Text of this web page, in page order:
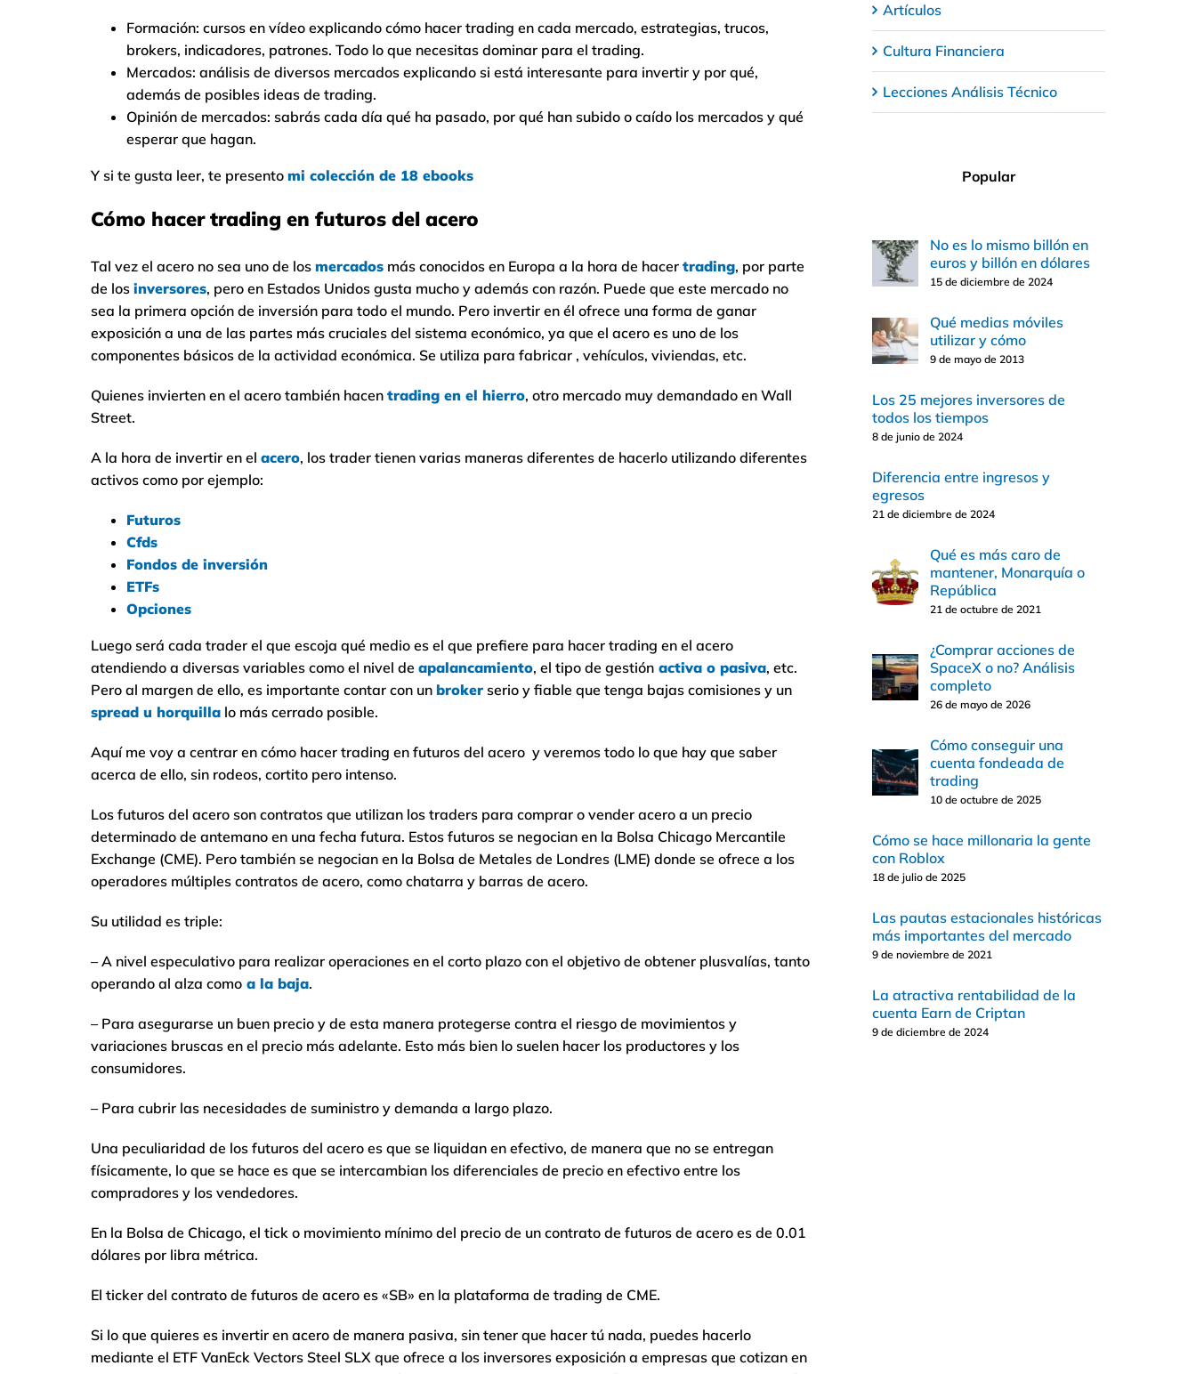
Formación: cursos en vídeo explicando cómo hacer trading en cada mercado, estrategias, trucos,
brokers, indicadores, patrones. Todo lo que necesitas dominar para el trading.
Mercados: análisis de diversos mercados explicando si está interesante para invertir y por qué,
además de posibles ideas de trading.
Opinión de mercados: sabrás cada día qué ha pasado, por qué han subido o caído los mercados y qué
esperar que hagan.
Y si te gusta leer, te presento mi colección de 18 ebooks
Cómo hacer trading en futuros del acero
Tal vez el acero no sea uno de los mercados más conocidos en Europa a la hora de hacer trading, por parte
de los inversores, pero en Estados Unidos gusta mucho y además con razón. Puede que este mercado no
sea la primera opción de inversión para todo el mundo. Pero invertir en él ofrece una forma de ganar
exposición a una de las partes más cruciales del sistema económico, ya que el acero es uno de los
componentes básicos de la actividad económica. Se utiliza para fabricar , vehículos, viviendas, etc.
Quienes invierten en el acero también hacen trading en el hierro, otro mercado muy demandado en Wall
Street.
A la hora de invertir en el acero, los trader tienen varias maneras diferentes de hacerlo utilizando diferentes
activos como por ejemplo:
Futuros
Cfds
Fondos de inversión
ETFs
Opciones
Luego será cada trader el que escoja qué medio es el que prefiere para hacer trading en el acero
atendiendo a diversas variables como el nivel de apalancamiento, el tipo de gestión activa o pasiva, etc.
Pero al margen de ello, es importante contar con un broker serio y fiable que tenga bajas comisiones y un
spread u horquilla lo más cerrado posible.
Aquí me voy a centrar en cómo hacer trading en futuros del acero y veremos todo lo que hay que saber
acerca de ello, sin rodeos, cortito pero intenso.
Los futuros del acero son contratos que utilizan los traders para comprar o vender acero a un precio
determinado de antemano en una fecha futura. Estos futuros se negocian en la Bolsa Chicago Mercantile
Exchange (CME). Pero también se negocian en la Bolsa de Metales de Londres (LME) donde se ofrece a los
operadores múltiples contratos de acero, como chatarra y barras de acero.
Su utilidad es triple:
– A nivel especulativo para realizar operaciones en el corto plazo con el objetivo de obtener plusvalías, tanto
operando al alza como a la baja.
– Para asegurarse un buen precio y de esta manera protegerse contra el riesgo de movimientos y
variaciones bruscas en el precio más adelante. Esto más bien lo suelen hacer los productores y los
consumidores.
– Para cubrir las necesidades de suministro y demanda a largo plazo.
Una peculiaridad de los futuros del acero es que se liquidan en efectivo, de manera que no se entregan
físicamente, lo que se hace es que se intercambian los diferenciales de precio en efectivo entre los
compradores y los vendedores.
En la Bolsa de Chicago, el tick o movimiento mínimo del precio de un contrato de futuros de acero es de 0.01
dólares por libra métrica.
El ticker del contrato de futuros de acero es «SB» en la plataforma de trading de CME.
Si lo que quieres es invertir en acero de manera pasiva, sin tener que hacer tú nada, puedes hacerlo
mediante el ETF VanEck Vectors Steel SLX que ofrece a los inversores exposición a empresas que cotizan en
Artículos
Cultura Financiera
Lecciones Análisis Técnico
Popular
No es lo mismo billón en
euros y billón en dólares
15 de diciembre de 2024
Qué medias móviles
utilizar y cómo
9 de mayo de 2013
Los 25 mejores inversores de
todos los tiempos
8 de junio de 2024
Diferencia entre ingresos y
egresos
21 de diciembre de 2024
Qué es más caro de
mantener, Monarquía o
República
21 de octubre de 2021
¿Comprar acciones de
SpaceX o no? Análisis
completo
26 de mayo de 2026
Cómo conseguir una
cuenta fondeada de
trading
10 de octubre de 2025
Cómo se hace millonaria la gente
con Roblox
18 de julio de 2025
Las pautas estacionales históricas
más importantes del mercado
9 de noviembre de 2021
La atractiva rentabilidad de la
cuenta Earn de Criptan
9 de diciembre de 2024